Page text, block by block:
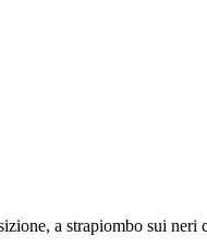
a strapiombo sui neri